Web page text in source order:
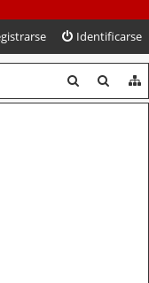
Identificarse
u
u